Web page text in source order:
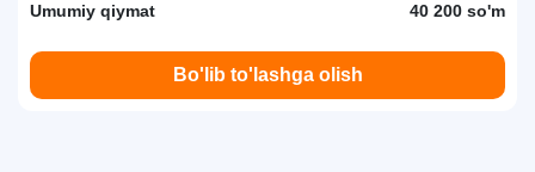
Umumiy qiymat 40 200 so'm
Bo'lib to'lashga olish